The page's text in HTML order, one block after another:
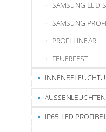
SAMSUNG LED
SAMSUNG
PROFI LINEAR
FEUERFEST
AUSSENLEUCHTEN
IP65 LED